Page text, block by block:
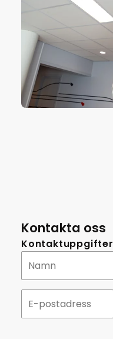
Kontakta oss
Kontaktuppgifter